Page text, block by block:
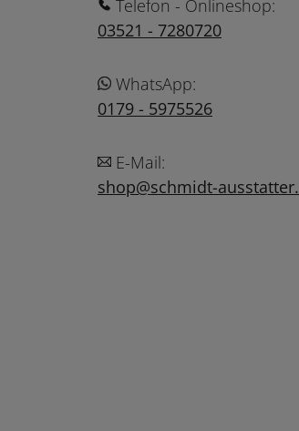
Telefon - Onlineshop:
03521 - 7280720
WhatsApp:
0179 - 5975526
E-Mail:
shop@schmidt-